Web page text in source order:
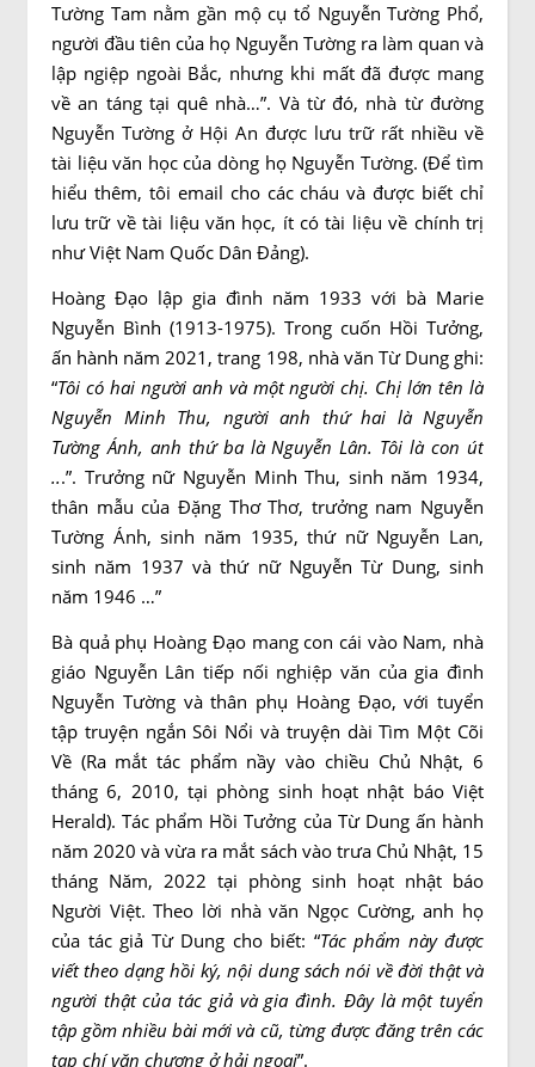
Tường Tam nằm gần mộ cụ tổ Nguyễn Tường Phổ,
người đầu tiên của họ Nguyễn Tường ra làm quan và
lập ngiệp ngoài Bắc, nhưng khi mất đã được mang
về an táng tại quê nhà…”. Và từ đó, nhà từ đường
Nguyễn Tường ở Hội An được lưu trữ rất nhiều về
tài liệu văn học của dòng họ Nguyễn Tường. (Để tìm
hiểu thêm, tôi email cho các cháu và được biết chỉ
lưu trữ về tài liệu văn học, ít có tài liệu về chính trị
như Việt Nam Quốc Dân Đảng).
Hoàng Đạo lập gia đình năm 1933 với bà Marie
Nguyễn Bình (1913-1975). Trong cuốn Hồi Tưởng,
ấn hành năm 2021, trang 198, nhà văn Từ Dung ghi:
“Tôi có hai người anh và một người chị. Chị lớn tên là
Nguyễn Minh Thu, người anh thứ hai là Nguyễn
Tường Ánh, anh thứ ba là Nguyễn Lân. Tôi là con út
...”. Trưởng nữ Nguyễn Minh Thu, sinh năm 1934,
thân mẫu của Đặng Thơ Thơ, trưởng nam Nguyễn
Tường Ánh, sinh năm 1935, thứ nữ Nguyễn Lan,
sinh năm 1937 và thứ nữ Nguyễn Từ Dung, sinh
năm 1946 …”
Bà quả phụ Hoàng Đạo mang con cái vào Nam, nhà
giáo Nguyễn Lân tiếp nối nghiệp văn của gia đình
Nguyễn Tường và thân phụ Hoàng Đạo, với tuyển
tập truyện ngắn Sôi Nổi và truyện dài Tìm Một Cõi
Về (Ra mắt tác phẩm nầy vào chiều Chủ Nhật, 6
tháng 6, 2010, tại phòng sinh hoạt nhật báo Việt
Herald). Tác phẩm Hồi Tưởng của Từ Dung ấn hành
năm 2020 và vừa ra mắt sách vào trưa Chủ Nhật, 15
tháng Năm, 2022 tại phòng sinh hoạt nhật báo
Người Việt. Theo lời nhà văn Ngọc Cường, anh họ
của tác giả Từ Dung cho biết: “Tác phẩm này được
viết theo dạng hồi ký, nội dung sách nói về đời thật và
người thật của tác giả và gia đình. Đây là một tuyển
tập gồm nhiều bài mới và cũ, từng được đăng trên các
tạp chí văn chương ở hải ngoại”.